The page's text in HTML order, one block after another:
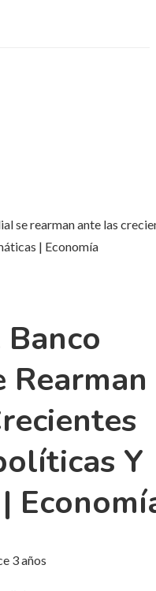
se rearman ante las
| Economía
Rearman
Y
3 años